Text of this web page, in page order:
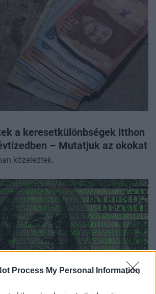
Process My Personal Information
a keresetkülönbségek itthon
– Mutatjuk az okokat
közeledtek.